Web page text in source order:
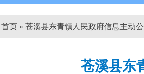
首页 » 苍溪县东青镇人民政府信息主动
苍溪县东